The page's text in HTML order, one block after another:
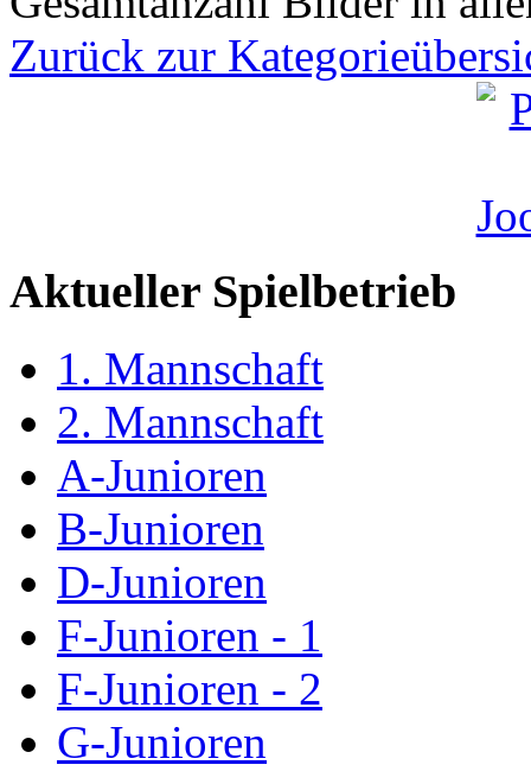
Zurück zur
Aktueller Spielbetrieb
1. Mannschaft
2. Mannschaft
A-Junioren
B-Junioren
D-Junioren
F-Junioren - 1
F-Junioren - 2
G-Junioren